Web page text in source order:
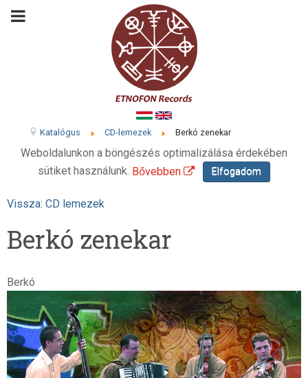
Katalógus CD-lemezek Berkó zenekar
Weboldalunkon a böngészés optimalizálása érdekében
sütiket használunk. Bővebben Elfogadom
Vissza: CD lemezek
Berkó zenekar
Berkó